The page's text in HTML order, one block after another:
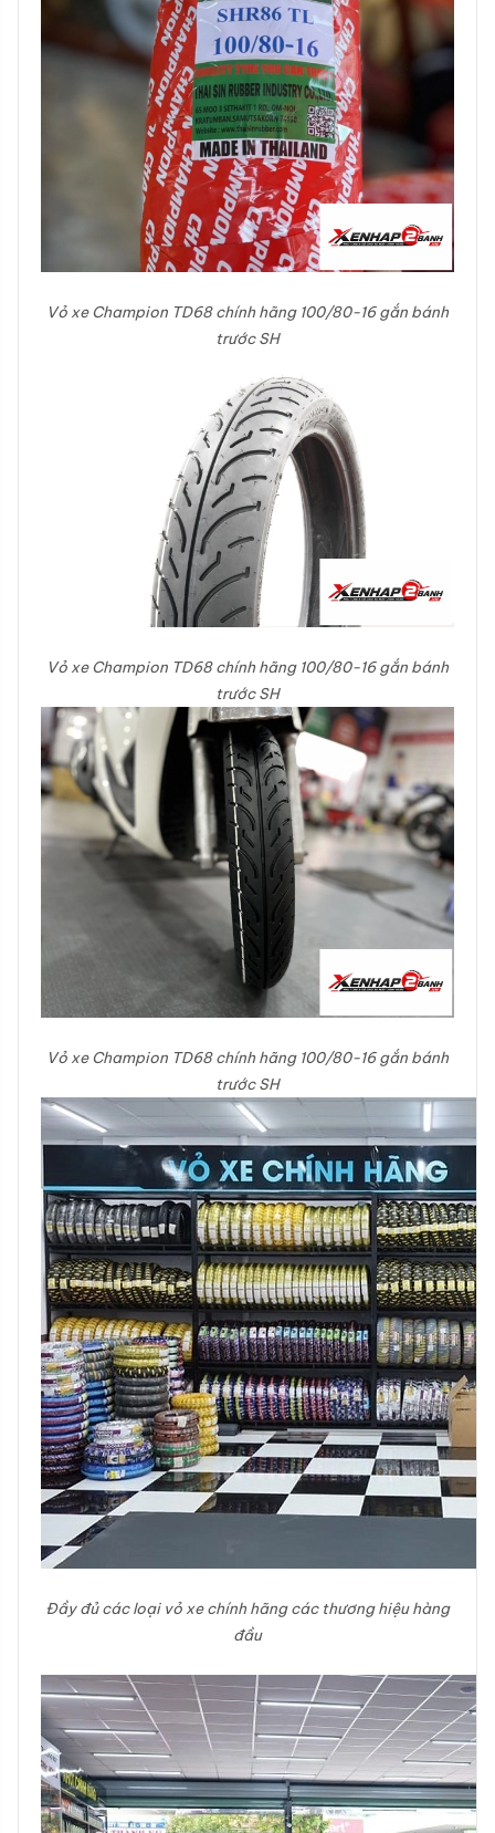
Vỏ xe Champion TD68 chính hãng 100/80-16 gắn bánh
trước SH
Vỏ xe Champion TD68 chính hãng 100/80-16 gắn bánh
trước SH
Vỏ xe Champion TD68 chính hãng 100/80-16 gắn bánh
trước SH
Đầy đủ các loại vỏ xe chính hãng các thương hiệu hàng
đầu